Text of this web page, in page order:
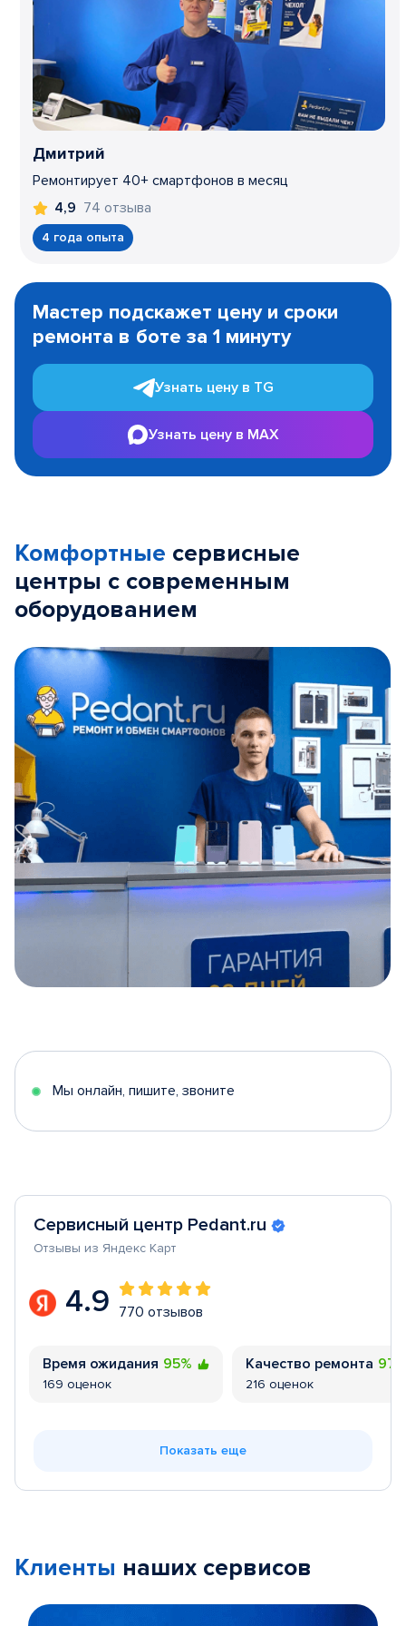
Дмитрий
Ремонтирует 40+ смартфонов в месяц
4,9 74 отзыва
4 года опыта
1
Мастер подскажет цену и сроки
ремонта в боте за 1 минуту
Узнать цену в TG
Узнать цену в MAX
Комфортные сервисные
центры с современным
оборудованием
5
Мы онлайн, пишите, звоните
Сервисный центр Pedant.ru
Отзывы из Яндекс Карт
4.9 770 отзывов
Время ожидания 95%
169 оценок
Качество ремонта
216 оценок
Показать еще
Клиенты наших сервисов